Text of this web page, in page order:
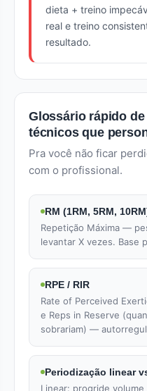
dieta + treino
real e treino
resultado.
Glossário rápido
técnicos que
Pra você não ficar
com o profissional.
RM (1RM, 5RM,
Repetição Máxima —
levantar X vezes. Base
RPE / RIR
Rate of Perceived
e Reps in Reserve
sobrariam) —
Periodização linear
Linear: progride